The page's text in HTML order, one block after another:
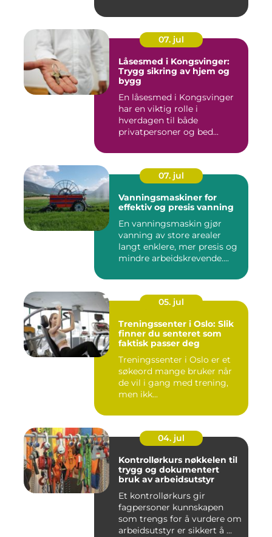
07. jul
Låsesmed i Kongsvinger:
Trygg sikring av hjem og
bygg
En låsesmed i Kongsvinger
har en viktig rolle i
hverdagen til både
privatpersoner og bed...
07. jul
Vanningsmaskiner for
effektiv og presis vanning
En vanningsmaskin gjør
vanning av store arealer
langt enklere, mer presis og
mindre arbeidskrevende....
05. jul
Treningssenter i Oslo: Slik
finner du senteret som
faktisk passer deg
Treningssenter i Oslo er et
søkeord mange bruker når
de vil i gang med trening,
men ikk...
04. jul
Kontrollørkurs nøkkelen til
trygg og dokumentert
bruk av arbeidsutstyr
Et kontrollørkurs gir
fagpersoner kunnskapen
som trengs for å vurdere om
arbeidsutstyr er sikkert å ...